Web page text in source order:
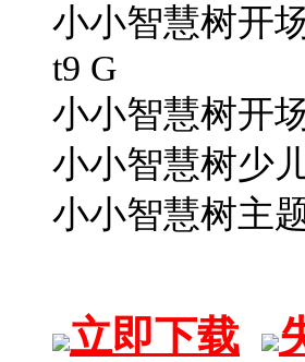
小小智慧树开
t9 G
小小智慧树开
小小智慧树少
小小智慧树主
立即下载